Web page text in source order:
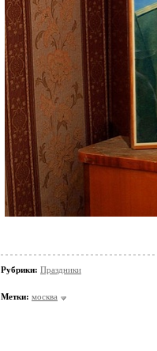
Рубрики: Праздники
Метки: москва